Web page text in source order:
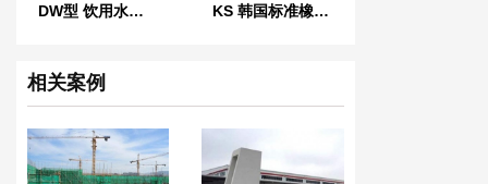
DW型 饮用水橡胶软接头 KS 韩国标准橡胶防震接头
相关案例